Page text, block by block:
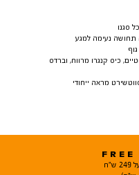
סגנו
תחושה נעימה למגע
כיס קנגרו מרווח, וברדס
מראה ייחודי